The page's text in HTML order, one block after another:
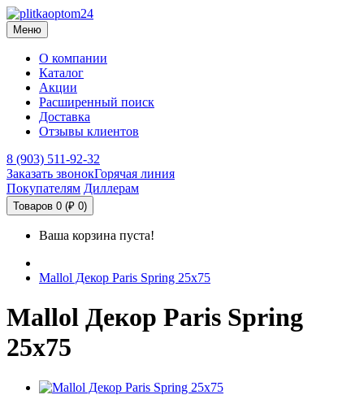
Меню
О компании
Каталог
Акции
Расширенный поиск
Доставка
Отзывы клиентов
8 (903) 511-92-32
Заказать звонокГорячая линия
Покупателям Диллерам
Товаров 0 (₽ 0)
Ваша корзина пуста!
Mallol Декор Paris Spring 25х75
Mallol Декор Paris Spring
25х75